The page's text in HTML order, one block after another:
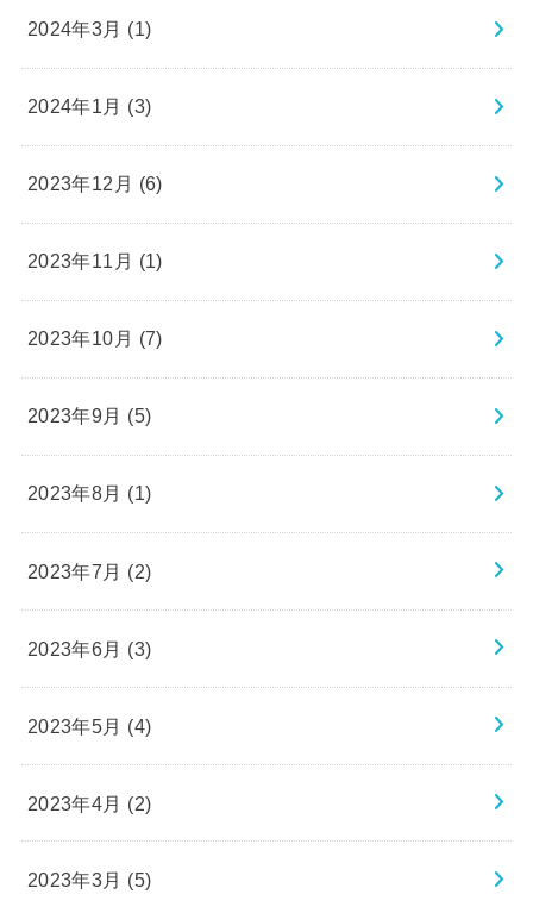
2024年3月 (1)
2024年1月 (3)
2023年12月 (6)
2023年11月 (1)
2023年10月 (7)
2023年9月 (5)
2023年8月 (1)
2023年7月 (2)
2023年6月 (3)
2023年5月 (4)
2023年4月 (2)
2023年3月 (5)